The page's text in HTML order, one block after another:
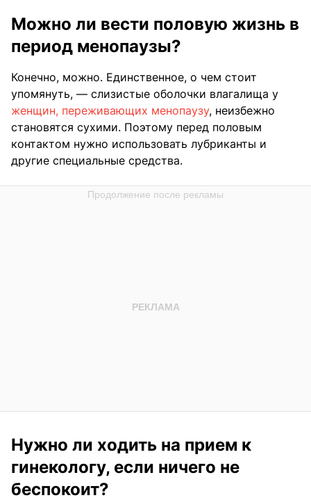
Можно ли вести половую жизнь в
период менопаузы?
Конечно, можно. Единственное, о чем стоит
упомянуть, — слизистые оболочки влагалища у
женщин, переживающих менопаузу, неизбежно
становятся сухими. Поэтому перед половым
контактом нужно использовать лубриканты и
другие специальные средства.
Нужно ли ходить на прием к
гинекологу, если ничего не
беспокоит?